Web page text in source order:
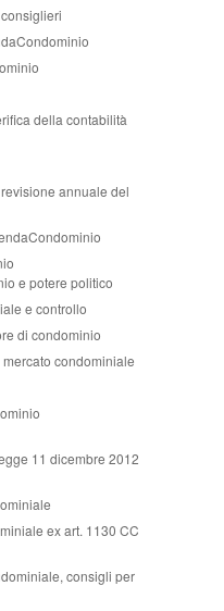
della contabilità
annuale del
e potere politico
e controllo
di condominio
condominiale
11 dicembre 2012
ex art. 1130 CC
consigli per